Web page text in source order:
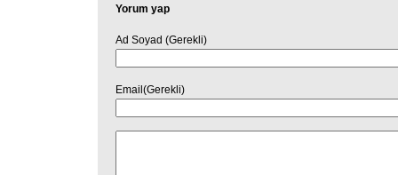
Yorum yap
Ad Soyad (Gerekli)
Email(Gerekli)